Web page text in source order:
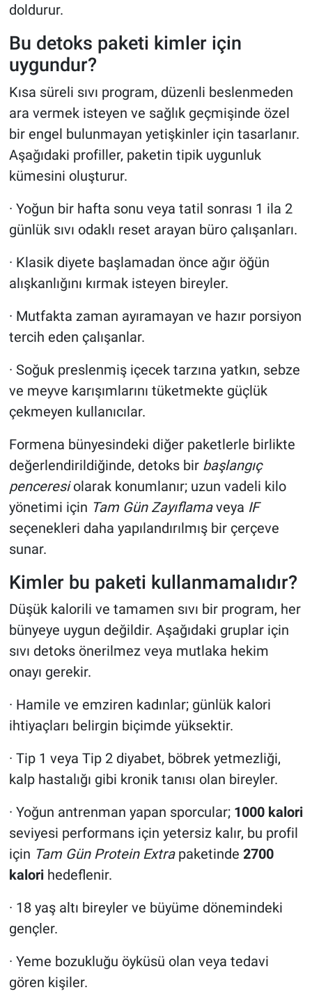
doldurur.
Bu detoks paketi kimler için
uygundur?
Kısa süreli sıvı program, düzenli beslenmeden
ara vermek isteyen ve sağlık geçmişinde özel
bir engel bulunmayan yetişkinler için tasarlanır.
Aşağıdaki profiller, paketin tipik uygunluk
kümesini oluşturur.
· Yoğun bir hafta sonu veya tatil sonrası 1 ila 2
günlük sıvı odaklı reset arayan büro çalışanları.
· Klasik diyete başlamadan önce ağır öğün
alışkanlığını kırmak isteyen bireyler.
· Mutfakta zaman ayıramayan ve hazır porsiyon
tercih eden çalışanlar.
· Soğuk preslenmiş içecek tarzına yatkın, sebze
ve meyve karışımlarını tüketmekte güçlük
çekmeyen kullanıcılar.
Formena bünyesindeki diğer paketlerle birlikte
değerlendirildiğinde, detoks bir başlangıç
penceresiolarak konumlanır; uzun vadeli kilo
yönetimi için Tam Gün Zayıflamaveya IF
seçenekleri daha yapılandırılmış bir çerçeve
sunar.
Kimler bu paketi kullanmamalıdır?
Düşük kalorili ve tamamen sıvı bir program, her
bünyeye uygun değildir. Aşağıdaki gruplar için
sıvı detoks önerilmez veya mutlaka hekim
onayı gerekir.
· Hamile ve emziren kadınlar; günlük kalori
ihtiyaçları belirgin biçimde yüksektir.
· Tip 1 veya Tip 2 diyabet, böbrek yetmezliği,
kalp hastalığı gibi kronik tanısı olan bireyler.
· Yoğun antrenman yapan sporcular; 1000 kalori
seviyesi performans için yetersiz kalır, bu profil
için Tam Gün Protein Extrapaketinde 2700
kalorihedeflenir.
· 18 yaş altı bireyler ve büyüme dönemindeki
gençler.
· Yeme bozukluğu öyküsü olan veya tedavi
gören kişiler.